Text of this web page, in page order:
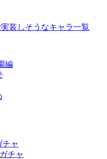
装しそうなキャラ一覧
編
チャ
チャ